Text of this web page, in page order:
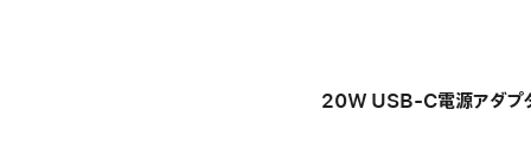
20W USB-C電源アダプ